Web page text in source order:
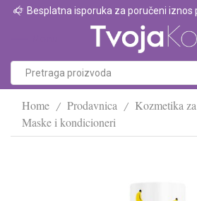
Besplatna isporuka za poručeni iznos
Home / Prodavnica / Kozmetika
Maske i kondicioneri